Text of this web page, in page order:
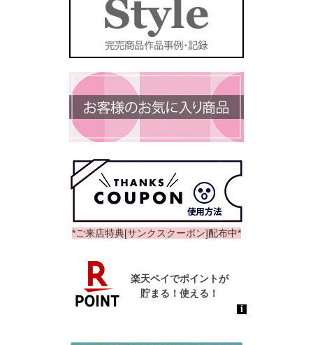
*ご来店特典[サンクスクーポン]配布中*